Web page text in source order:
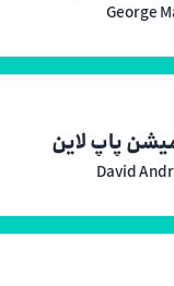
پاپ لاین